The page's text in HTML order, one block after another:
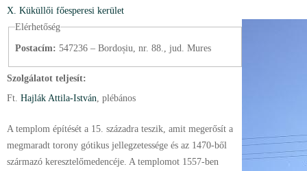
X. Küküllői főesperesi kerület
Elérhetőség
Postacím: 547236 – Bordoșiu, nr. 88., jud. Mures
Szolgálatot teljesít:
Ft. Hajlák Attila-István , plébános
A templom építését a 15. századra teszik, amit megerősít a
megmaradt torony gótikus jellegzetessége és az 1470-ből
származó keresztelőmedencéje. A templomot 1557-ben